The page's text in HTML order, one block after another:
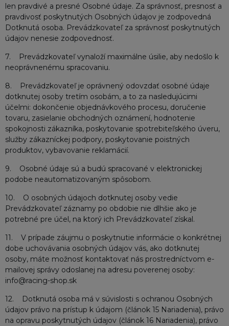
len pravdivé a presné Osobné údaje. Za správnosť, presnosť a
pravdivosť poskytnutých Osobných údajov je zodpovedná
Dotknutá osoba. Prevádzkovateľ za správnosť poskytnutých
údajov nenesie zodpovednosť.
7. Prevádzkovateľ vynaloží maximálne úsilie, aby nedošlo k
neoprávnenému spracovaniu.
8. Prevádzkovateľ je oprávnený odovzdať osobné údaje
dotknutej osoby tretím osobám, a to za nasledujúcimi
účelmi: dokončenie objednávkového procesu, doručenie
tovaru, zasielanie obchodných oznámení, hodnotenie
spokojnosti zákazníka, poskytovanie spotrebiteľského úveru,
služby zákazníckej podpory, poskytovanie poistných
produktov, vybavovanie reklamácií.
9. Osobné údaje sú a budú spracované v elektronickej
podobe neautomatizovaným spôsobom.
10. O osobných údajoch dotknutej osoby vedie
Prevádzkovateľ záznamy po obdobie nie dlhšie ako je
potrebné pre účel, na ktorý ich Prevádzkovateľ získal.
11. V prípade záujmu o poskytnutie informácie o konkrétnej
dobe uchovávania osobných údajov vás, ako dotknutej
osoby, máte možnosť kontaktovať nás prostredníctvom e-
mailovej správy odoslanej na adresu poverenej osoby:
info@racing-shop.sk
12. Dotknutá osoba má v súvislosti s ochranou Osobných
údajov právo na prístup k údajom (článok 15 Nariadenia), právo
na opravu poskytnutých údajov (článok 16 Nariadenia), právo